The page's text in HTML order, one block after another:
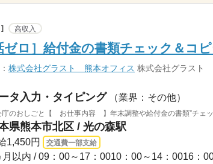
高収入
ゼロ］給付金の書類チェック＆コ
株式会社グラスト 熊本オフィス 株式会社グラスト
タ入力・タイピング （業界：その他）
庁のおしごと【 お仕事内容 】年末調整や給付金の書類”チェ
県熊本市北区 / 光の森駅
1,450円 交通費一部支給